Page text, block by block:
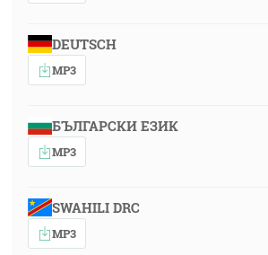
DEUTSCH
MP3
БЪЛГАРСКИ ЕЗИК
MP3
SWAHILI DRC
MP3